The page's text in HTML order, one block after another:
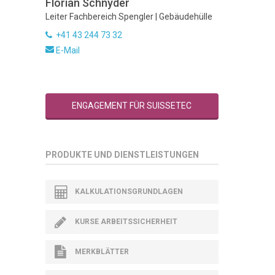
Florian Schnyder
Leiter Fachbereich Spengler | Gebäudehülle
+41 43 244 73 32
E-Mail
ENGAGEMENT FÜR SUISSETEC
PRODUKTE UND DIENSTLEISTUNGEN
KALKULATIONSGRUNDLAGEN
KURSE ARBEITSSICHERHEIT
MERKBLÄTTER